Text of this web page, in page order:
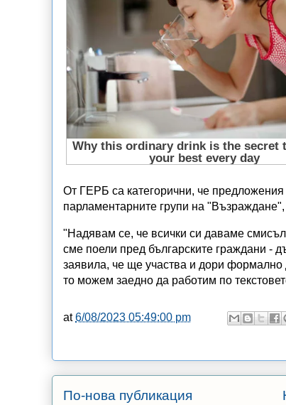
От ГЕРБ са категорични, че предложения
парламентарните групи на
"Надявам се, че всички си даваме
сме поели пред българските граждани -
заявила, че ще участва и дори формално
то можем заедно да работим по
at6/08/2023 05:49:00 pm
По-нова публикация